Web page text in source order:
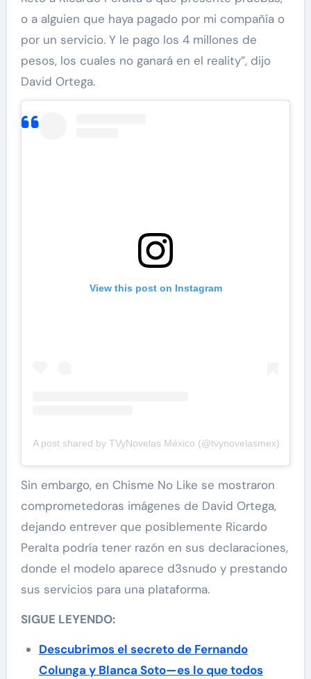
o a alguien que haya pagado por mi compañía o
por un servicio. Y le pago los 4 millones de
pesos, los cuales no ganará en el reality”, dijo
David Ortega.
View this post on Instagram
A post shared by TVyNovelas México (@tvynovelasmex)
Sin embargo, en Chisme No Like se mostraron
comprometedoras imágenes de David Ortega,
dejando entrever que posiblemente Ricardo
Peralta podría tener razón en sus declaraciones,
donde el modelo aparece d3snudo y prestando
sus servicios para una plataforma.
SIGUE LEYENDO:
Descubrimos el secreto de Fernando
Colunga y Blanca Soto—es lo que todos